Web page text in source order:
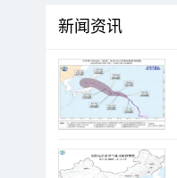
新闻资讯